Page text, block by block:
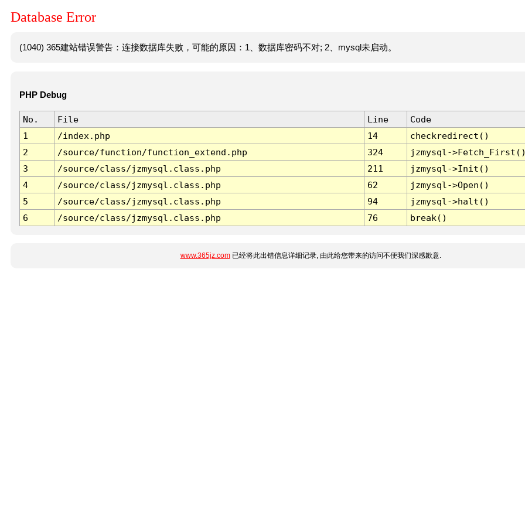
Database Error
(1040) 365建站错误警告：连接数据库失败，可能的原因：1、数据库密码不对; 2、mysql未启动。
PHP Debug
No. File Line
Code
1
/index.php 14
checkredirect()
2
/source/function/function_extend.php 324
jzmysql-
3
/source/class/jzmysql.class.php 211
jzmysql->Init()
4
/source/class/jzmysql.class.php 62
jzmysql->Open()
5
/source/class/jzmysql.class.php 94
jzmysql->halt()
6
/source/class/jzmysql.class.php 76 break()
www.365jz.com已经将此出错信息详细记录, 由此给您带来的访问不便我们深感歉意.